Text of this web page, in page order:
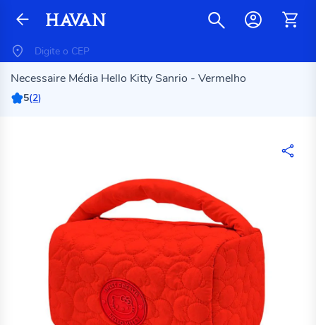
Necessaire Média Hello Kitty Sanrio - Vermelho
5(2)